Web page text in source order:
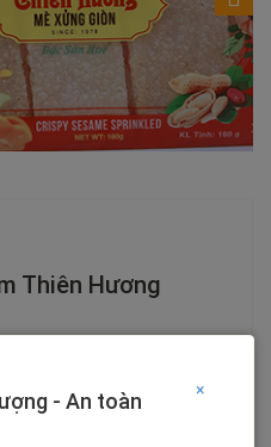
Thiên Hương
×
- An toàn